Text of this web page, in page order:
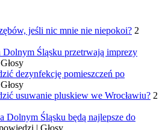
jeśli nic mnie nie niepokoi? 2
Dolnym Śląsku przetrwają imprezy
Głosy
dezynfekcję pomieszczeń po
Głosy
usuwanie pluskiew we Wrocławiu? 2
Dolnym Śląsku będą najlepsze do